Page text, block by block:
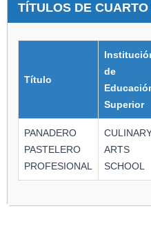
TÍTULOS DE
Título
de
Superior
PANADERO
PASTELERO
PROFESIONAL
ARTS
SCHOOL